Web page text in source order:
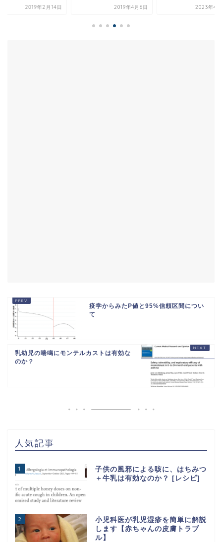
2019年2月14日 2019年4月6日 2023年4
疫学からみたP値と95%信頼区間につい
て
乳幼児の喘鳴にモンテルカストは有効な
のか？
人気記事
1
子供の風邪による咳に、はちみつ
＋牛乳は有効なのか？ [レシピ]
2
小児科医が乳児湿疹を簡単に解説
します【赤ちゃんの皮膚トラブ
ル】